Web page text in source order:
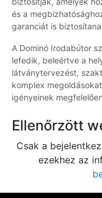
és a
garanciát is
A Dominó Irodabútor
lefedik, beleértve a
látványtervezést,
komplex
igényeinek
Ellenőrzött
Csak a
ezekhez az